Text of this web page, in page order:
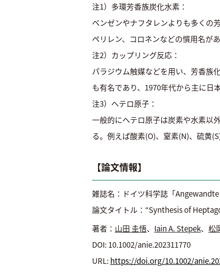
注1）多環芳香族炭化水素：
ベンゼンやナフタレンよりも多くの
ペリレン、コロネンなどの慣用名が
注2）カップリング反応：
パラジウム触媒などを用い、芳香族
も有名であり、1970年代から主に日
注3）ヘテロ原子：
一般的にヘテロ原子は炭素や水素以
る。例えば酸素(O)、窒素(N)、硫黄
【論文情報】
雑誌名：ドイツ科学誌「
論文タイトル：“Synthesis of
著者： 山田 圭悟、 Iain A. Stepek、 松
DOI: 10.1002/anie.202311770
URL: https://doi.org/10.1002/